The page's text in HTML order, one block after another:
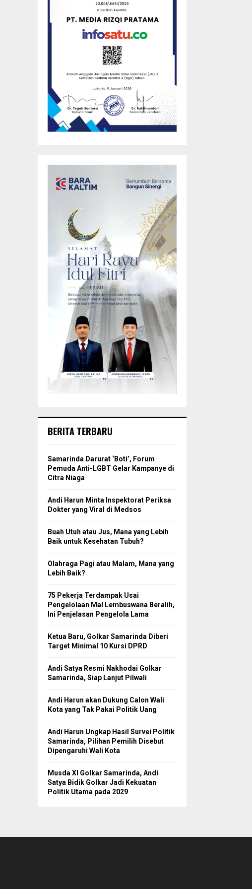
BERITA TERBARU
Samarinda Darurat ‘Boti’, Forum
Pemuda Anti-LGBT Gelar Kampanye di
Citra Niaga
Andi Harun Minta Inspektorat Periksa
Dokter yang Viral di Medsos
Buah Utuh atau Jus, Mana yang Lebih
Baik untuk Kesehatan Tubuh?
Olahraga Pagi atau Malam, Mana yang
Lebih Baik?
75 Pekerja Terdampak Usai
Pengelolaan Mal Lembuswana Beralih,
Ini Penjelasan Pengelola Lama
Ketua Baru, Golkar Samarinda Diberi
Target Minimal 10 Kursi DPRD
Andi Satya Resmi Nakhodai Golkar
Samarinda, Siap Lanjut Pilwali
Andi Harun akan Dukung Calon Wali
Kota yang Tak Pakai Politik Uang
Andi Harun Ungkap Hasil Survei Politik
Samarinda, Pilihan Pemilih Disebut
Dipengaruhi Wali Kota
Musda XI Golkar Samarinda, Andi
Satya Bidik Golkar Jadi Kekuatan
Politik Utama pada 2029